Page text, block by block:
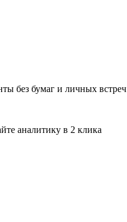
без бумаг и личных встреч
аналитику в 2 клика